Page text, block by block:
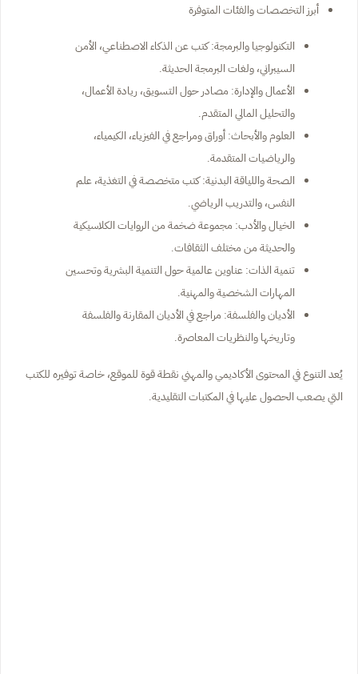
أبرز التخصصات والفئات المتوفرة
التكنولوجيا والبرمجة: كتب عن الذكاء الاصطناعي، الأمن
السيبراني، ولغات البرمجة الحديثة.
الأعمال والإدارة: مصادر حول التسويق، ريادة الأعمال،
والتحليل المالي المتقدم.
العلوم والأبحاث: أوراق ومراجع في الفيزياء، الكيمياء،
والرياضيات المتقدمة.
الصحة واللياقة البدنية: كتب متخصصة في التغذية، علم
النفس، والتدريب الرياضي.
الخيال والأدب: مجموعة ضخمة من الروايات الكلاسيكية
والحديثة من مختلف الثقافات.
تنمية الذات: عناوين عالمية حول التنمية البشرية وتحسين
المهارات الشخصية والمهنية.
الأديان والفلسفة: مراجع في الأديان المقارنة والفلسفة
وتاريخها والنظريات المعاصرة.
يُعد التنوع في المحتوى الأكاديمي والمهني نقطة قوة للموقع، خاصة توفيره للكتب
التي يصعب الحصول عليها في المكتبات التقليدية.